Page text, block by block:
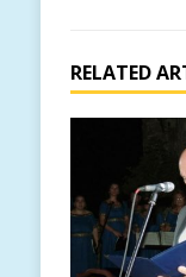
RELATED